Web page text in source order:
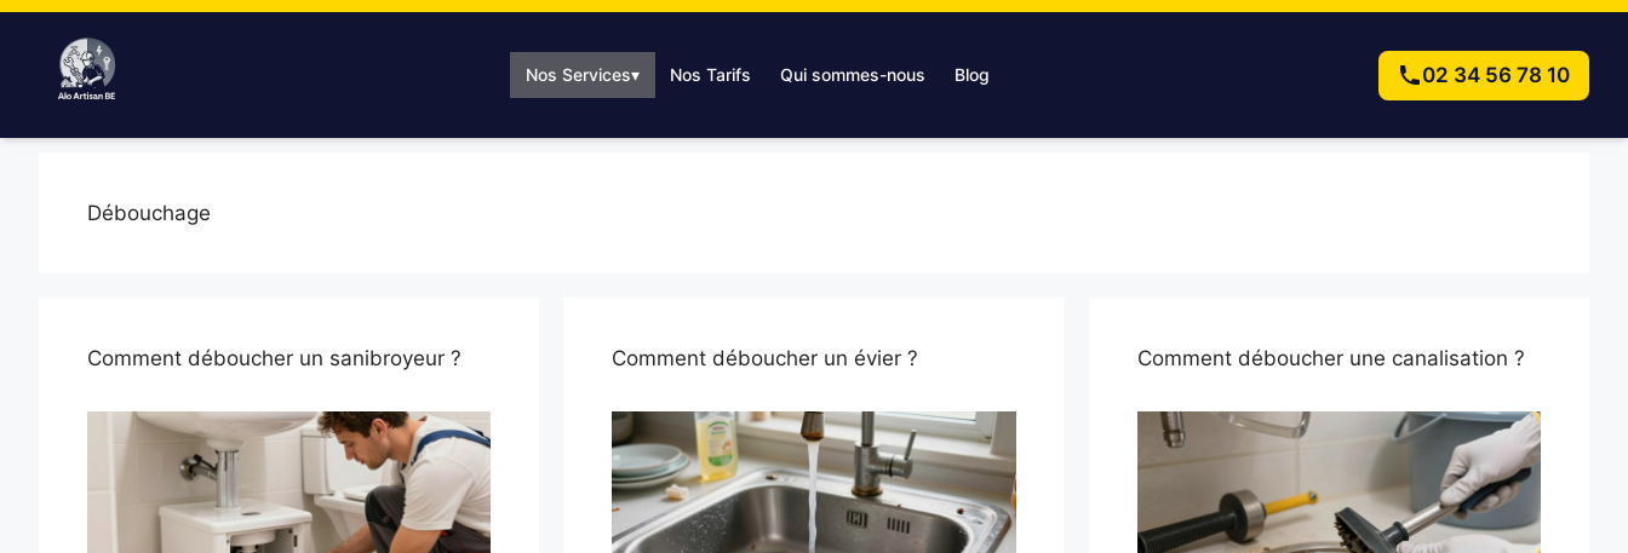
Aller
contenu
Nos Services▾ Nos Tarifs Qui sommes-nous Blog 02 34 56 78 10
Débouchage
Comment déboucher un sanibroyeur ? Comment déboucher un évier ? Comment déboucher une canalisation ?